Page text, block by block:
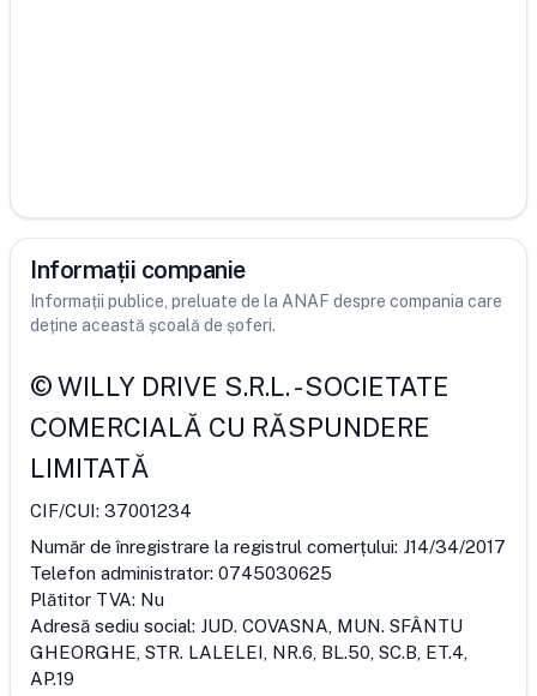
Informații companie
Informații publice, preluate de la ANAF despre compania care
deține această școală de șoferi.
©WILLY DRIVE S.R.L.-SOCIETATE
COMERCIALĂ CU RĂSPUNDERE
LIMITATĂ
CIF/CUI: 37001234
Număr de înregistrare la registrul comerțului: J14/34/2017
Telefon administrator: 0745030625
Plătitor TVA: Nu
Adresă sediu social: JUD. COVASNA, MUN. SFÂNTU
GHEORGHE, STR. LALELEI, NR.6, BL.50, SC.B, ET.4,
AP.19